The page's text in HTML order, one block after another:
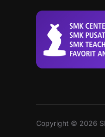
Copyright © 2026